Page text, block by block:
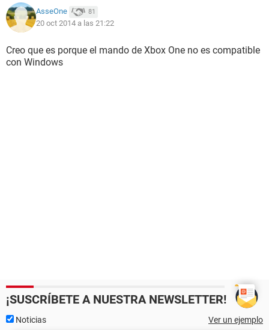
Gigabyte R9 270X OC 2GB
8 GB RAM Corsair Vengeance
AsseOne 81
20 oct 2014 a las 21:22
Creo que es porque el mando de Xbox One no es compatible
con Windows
¡SUSCRÍBETE A NUESTRA NEWSLETTER!
Noticias Ver un ejemplo